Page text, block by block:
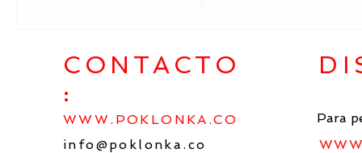
CONTACTO
:
WWW.POKLONKA.CO
info@poklonka.co
Para